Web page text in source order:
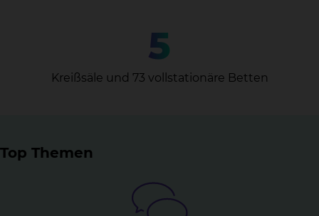
5
Kreißsäle und 73 vollstationäre Betten
Top Themen